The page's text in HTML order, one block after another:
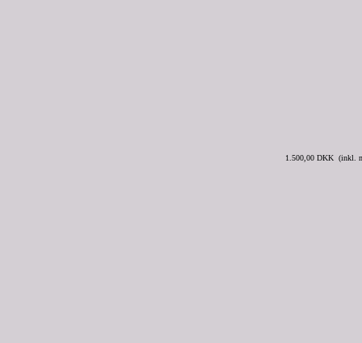
1.500,00 DKK (inkl.